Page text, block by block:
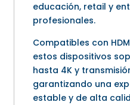
educación, retail y
profesionales.
Compatibles con
estos dispositivos
hasta 4K y
garantizando una
estable y de alta